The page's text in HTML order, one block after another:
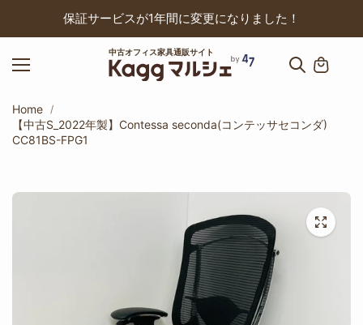
保証サービスが1年間に変更になりました！
中古オフィス家具通販サイト
Home
【中古S_2022年製】Contessa seconda(コンテッサセコンダ)
CC81BS-FPG1